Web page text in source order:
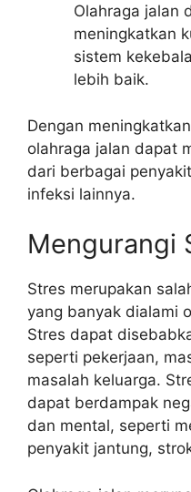
Olahraga jalan
meningkatkan
sistem
lebih baik.
Dengan
olahraga jalan dapat
dari berbagai
infeksi lainnya.
Mengurangi
Stres merupakan
yang banyak dialami
Stres dapat
seperti pekerjaan,
masalah keluarga.
dapat berdampak
dan mental, seperti
penyakit jantung,